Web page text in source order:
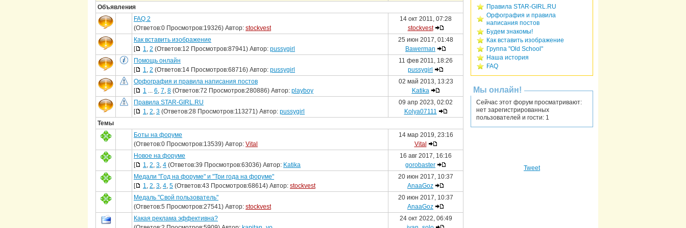
Объявления
FAQ 2
(Ответов:0 Просмотров:19326) Автор: stockvest
14 окт 2011, 07:28
stockvest
Как вставить изображение
[
1, 2 (Ответов:12 Просмотров:87941) Автор: pussygirl
25 июн 2017, 01:48
Bawerman
Помощь онлайн
[
1, 2 (Ответов:14 Просмотров:68716) Автор: pussygirl
11 фев 2011, 18:26
pussygirl
Орфография и правила написания постов
[
1 ... 6, 7, 8 (Ответов:72 Просмотров:280886) Автор: playboy
02 май 2013, 13:23
Katika
Правила STAR-GIRL.RU
[
1, 2, 3 (Ответов:28 Просмотров:113271) Автор: pussygirl
09 апр 2023, 02:02
Kolya07111
Темы
Боты на форуме
(Ответов:0 Просмотров:13539) Автор: Vital
14 мар 2019, 23:16
Vital
Новое на форуме
[
1, 2, 3, 4 (Ответов:39 Просмотров:63036) Автор: Katika
16 авг 2017, 16:16
gorobaster
Медали "Год на форуме" и "Три года на форуме"
[
1, 2, 3, 4, 5 (Ответов:43 Просмотров:68614) Автор: stockvest
20 июн 2017, 10:37
AnaaGoz
Медаль "Свой пользователь"
(Ответов:5 Просмотров:27541) Автор: stockvest
20 июн 2017, 10:37
AnaaGoz
Какая реклама эффективна?
24 окт 2022, 06:49
Правила STAR-GIRL.RU
Орфография и правила
написания постов
Будем знакомы!
Как вставить изображение
Группа "Old School"
Наша история
FAQ
Мы онлайн!
Сейчас этот форум просматривают:
нет зарегистрированных
пользователей и гости: 1
Tweet